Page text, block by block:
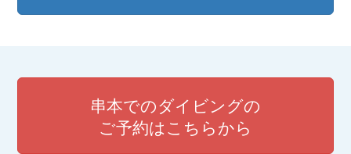
串本でのダイビングの
ご予約はこちらから